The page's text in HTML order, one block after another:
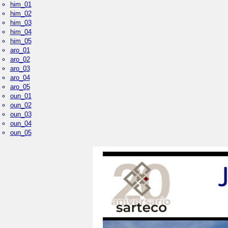
him_01
him_02
him_03
him_04
him_05
aro_01
aro_02
aro_03
aro_04
aro_05
oun_01
oun_02
oun_03
oun_04
oun_05
Palacio Real